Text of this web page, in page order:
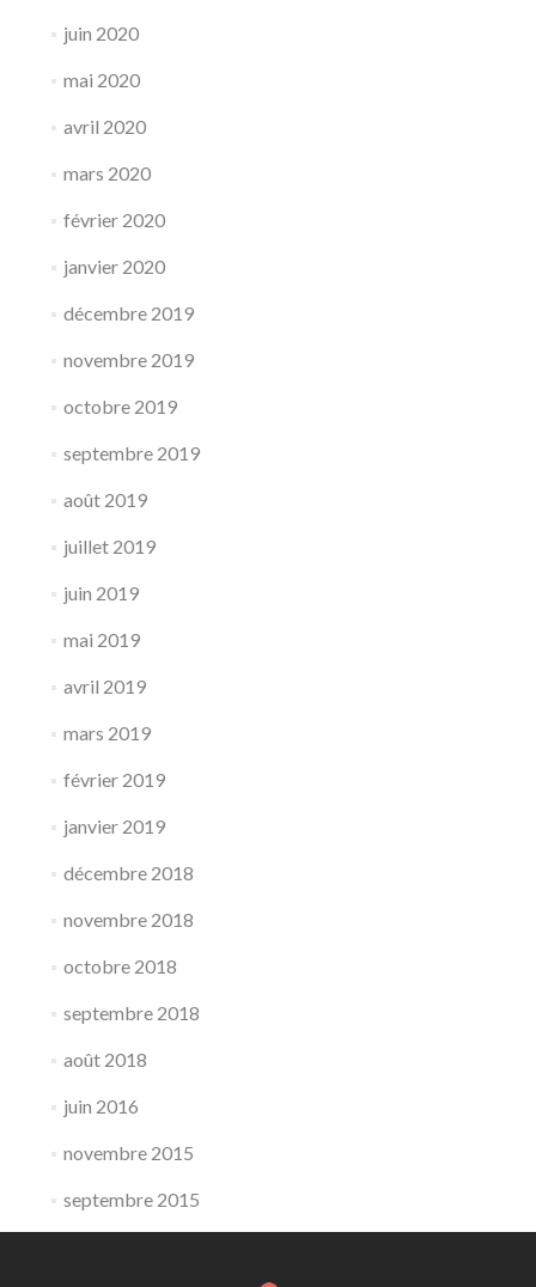
juin 2020
mai 2020
avril 2020
mars 2020
février 2020
janvier 2020
décembre 2019
novembre 2019
octobre 2019
septembre 2019
août 2019
juillet 2019
juin 2019
mai 2019
avril 2019
mars 2019
février 2019
janvier 2019
décembre 2018
novembre 2018
octobre 2018
septembre 2018
août 2018
juin 2016
novembre 2015
septembre 2015